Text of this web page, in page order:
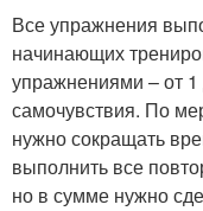
Все упражнения
начинающих
упражнениями – от 1
самочувствия. По
нужно сокращать
выполнить все
но в сумме нужно